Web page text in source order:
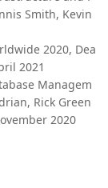
Smith, Kevin
2020, Dea
2021
Managem
Rick Green
2020